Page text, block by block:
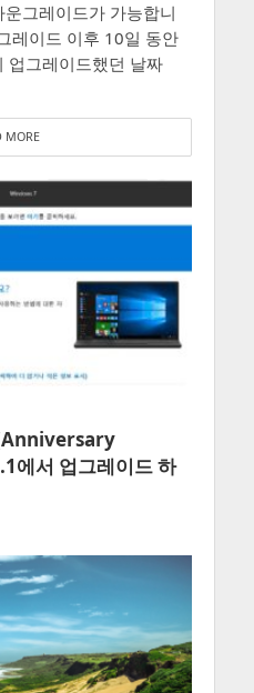
그레이드가 가능합니
레이드 이후 10일 동안
업그레이드했던 날짜
MORE
에서 업그레이드 하